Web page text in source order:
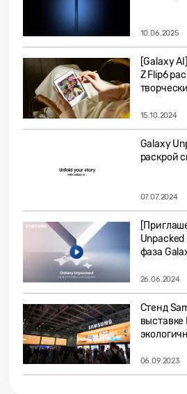
10.06.2025
[Galaxy
Z Flip6
15.10.2024
Galaxy
раскрой
07.07.2024
фаза
26.06.2024
Стенд
выставке
06.09.2023